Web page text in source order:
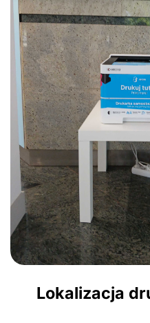
Lokalizacja